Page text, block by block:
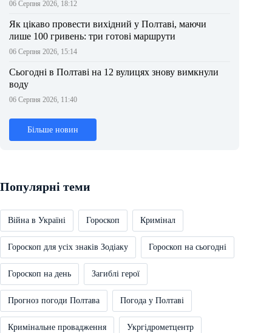
06 Серпня 2026, 18:12
Як цікаво провести вихідний у Полтаві, маючи
лише 100 гривень: три готові маршрути
06 Серпня 2026, 15:14
Сьогодні в Полтаві на 12 вулицях знову вимкнули
воду
06 Серпня 2026, 11:40
Більше новин
Популярні теми
Війна в Україні Гороскоп Кримінал
Гороскоп для усіх знаків Зодіаку Гороскоп на сьогодні
Гороскоп на день Загиблі герої
Прогноз погоди Полтава Погода у Полтаві
Кримінальне провадження Укргідрометцентр